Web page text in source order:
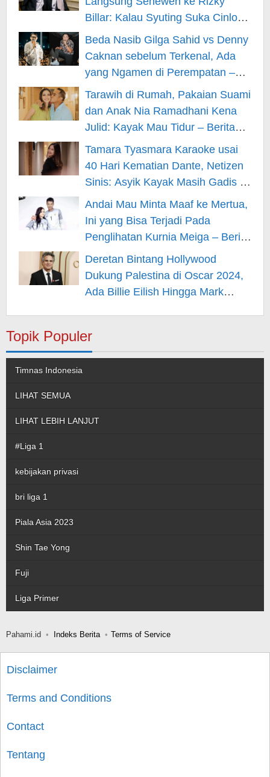
Billar: Kalau Syuting Suka Cinlok?
– Berita Hiburan
Beda Nasib Gilga Sahid vs Denny
Caknan sebelum Terkenal, Ada
yang Ngamen di Perempatan –
Berita Hiburan
Tarawih di Rumah, Pakaian Suami
dan Anak Nia Ramadhani Kena
Julid: Kayak Mau Tidur – Berita
Hiburan
Tamara Tyasmara Karaoke usai
40 Hari Kematian Dante, Netizen
Sinis: Asyik Kayak Masih Gadis –
Berita Hiburan
Andai Mau Minta Maaf ke Mertua,
Ini yang Bisa Terjadi Pada
Penglihatan Kurnia Meiga – Berita
Hiburan
Deretan Bintang Hollywood
Dukung Palestina di Oscar 2024,
Ada Billie Eilish Hingga Mark
Topik Populer
Timnas Indonesia
LIHAT SEMUA
LIHAT LEBIH LANJUT
#Liga 1
kebijakan privasi
bri liga 1
Piala Asia 2023
Shin Tae Yong
Fuji
Liga Primer
Pahami.id Indeks Berita Terms of Service
Disclaimer
Terms and Conditions
Contact
Tentang